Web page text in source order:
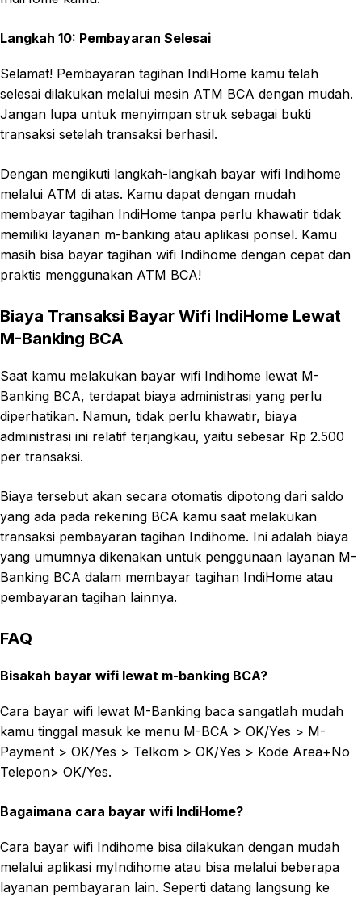
Langkah 10: Pembayaran Selesai
Selamat! Pembayaran tagihan IndiHome kamu telah
selesai dilakukan melalui mesin ATM BCA dengan mudah.
Jangan lupa untuk menyimpan struk sebagai bukti
transaksi setelah transaksi berhasil.
Dengan mengikuti langkah-langkah bayar wifi Indihome
melalui ATM di atas. Kamu dapat dengan mudah
membayar tagihan IndiHome tanpa perlu khawatir tidak
memiliki layanan m-banking atau aplikasi ponsel. Kamu
masih bisa bayar tagihan wifi Indihome dengan cepat dan
praktis menggunakan ATM BCA!
Biaya Transaksi Bayar Wifi IndiHome Lewat
M-Banking BCA
Saat kamu melakukan bayar wifi Indihome lewat M-
Banking BCA, terdapat biaya administrasi yang perlu
diperhatikan. Namun, tidak perlu khawatir, biaya
administrasi ini relatif terjangkau, yaitu sebesar Rp 2.500
per transaksi.
Biaya tersebut akan secara otomatis dipotong dari saldo
yang ada pada rekening BCA kamu saat melakukan
transaksi pembayaran tagihan Indihome. Ini adalah biaya
yang umumnya dikenakan untuk penggunaan layanan M-
Banking BCA dalam membayar tagihan IndiHome atau
pembayaran tagihan lainnya.
FAQ
Bisakah bayar wifi lewat m-banking BCA?
Cara bayar wifi lewat M-Banking baca sangatlah mudah
kamu tinggal masuk ke menu M-BCA > OK/Yes > M-
Payment > OK/Yes > Telkom > OK/Yes > Kode Area+No
Telepon> OK/Yes.
Bagaimana cara bayar wifi IndiHome?
Cara bayar wifi Indihome bisa dilakukan dengan mudah
melalui aplikasi myIndihome atau bisa melalui beberapa
layanan pembayaran lain. Seperti datang langsung ke